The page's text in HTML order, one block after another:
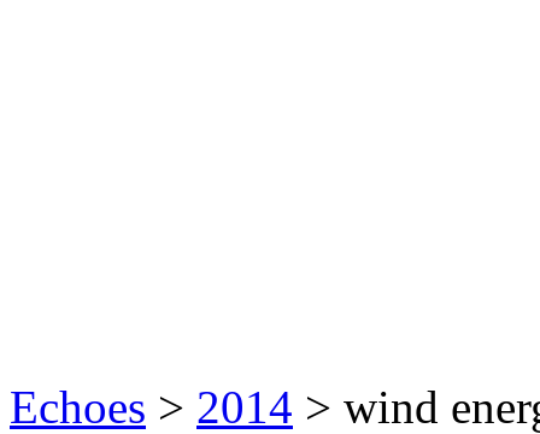
Echoes > 2014 > wind